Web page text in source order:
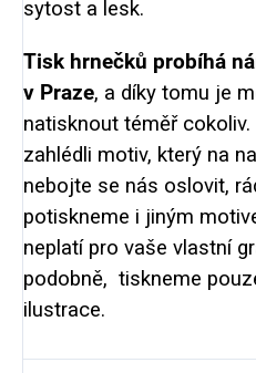
sytost a lesk.
Tisk hrnečků probíhá
v Praze, a díky tomu je
natisknout téměř
zahlédli motiv, který na
nebojte se nás oslovit,
potiskneme i jiným
neplatí pro vaše vlastní
podobně, tiskneme
ilustrace.